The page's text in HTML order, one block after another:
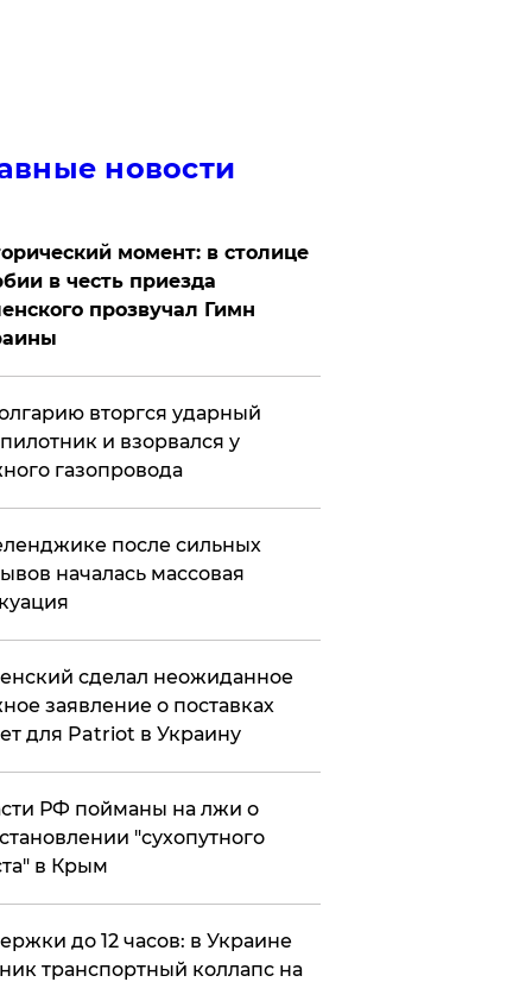
новости
момент: в столице
в честь приезда
прозвучал Гимн
вторгся ударный
и взорвался у
газопровода
после сильных
началась массовая
сделал неожиданное
заявление о поставках
для Patriot в Украину
РФ пойманы на лжи о
"сухопутного
в Крым
до 12 часов: в Украине
транспортный коллапс на